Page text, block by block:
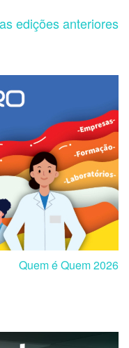
edições anteriores
Quem é Quem 2026